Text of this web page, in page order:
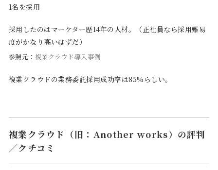
1名を採用
採用したのはマーケター歴14年の人材。（正社員なら採用難易
度がかなり高いはずだ）
参照元： 複業クラウド導入事例
複業クラウドの業務委託採用成功率は85%らしい。
複業クラウド（旧：Another works）の評判
／クチコミ